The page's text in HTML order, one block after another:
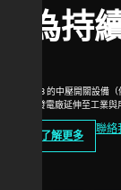
為持
ABB 的中壓開關設備
從發電廠延伸至工業
了解更多
聯絡